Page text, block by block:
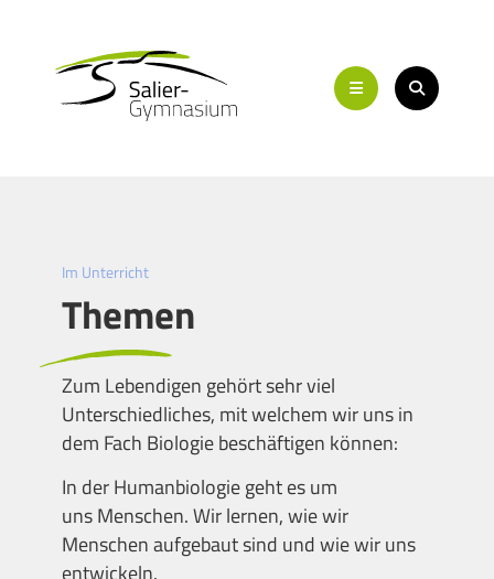
Im Unterricht
Themen
Zum Lebendigen gehört sehr viel
Unterschiedliches, mit welchem wir uns in
dem Fach Biologie beschäftigen können:
In der Humanbiologie geht es um
uns Menschen. Wir lernen, wie wir
Menschen aufgebaut sind und wie wir uns
entwickeln.